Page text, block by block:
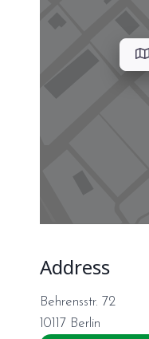
Address
Behrensstr. 72
10117 Berlin